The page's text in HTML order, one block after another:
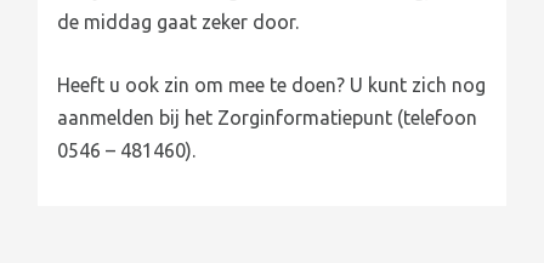
de middag gaat zeker door.
Heeft u ook zin om mee te doen? U kunt zich nog
aanmelden bij het Zorginformatiepunt (telefoon
0546 – 481460).